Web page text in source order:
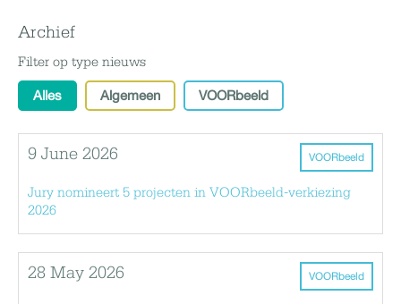
Archief
Filter op type nieuws
Alles Algemeen VOORbeeld
VOORbeeld
9 June 2026
Jury nomineert 5 projecten in VOORbeeld-verkiezing
2026
VOORbeeld
28 May 2026